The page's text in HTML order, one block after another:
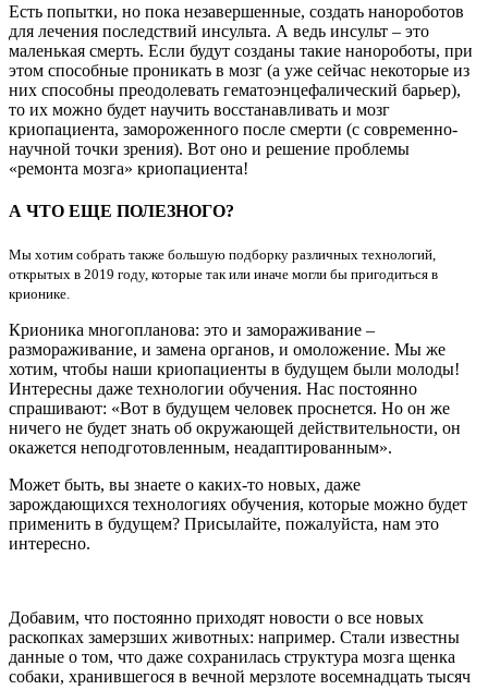
Есть попытки, но пока незавершенные, создать нанороботов
для лечения последствий инсульта. А ведь инсульт – это
маленькая смерть. Если будут созданы такие нанороботы, при
этом способные проникать в мозг (а уже сейчас некоторые из
них способны преодолевать гематоэнцефалический барьер),
то их можно будет научить восстанавливать и мозг
криопациента, замороженного после смерти (с современно-
научной точки зрения). Вот оно и решение проблемы
«ремонта мозга» криопациента!
А ЧТО ЕЩЕ ПОЛЕЗНОГО?
Мы хотим собрать также большую подборку различных технологий,
открытых в 2019 году, которые так или иначе могли бы пригодиться в
крионике.
Крионика многопланова: это и замораживание –
размораживание, и замена органов, и омоложение. Мы же
хотим, чтобы наши криопациенты в будущем были молоды!
Интересны даже технологии обучения. Нас постоянно
спрашивают: «Вот в будущем человек проснется. Но он же
ничего не будет знать об окружающей действительности, он
окажется неподготовленным, неадаптированным».
Может быть, вы знаете о каких-то новых, даже
зарождающихся технологиях обучения, которые можно будет
применить в будущем? Присылайте, пожалуйста, нам это
интересно.
Добавим, что постоянно приходят новости о все новых
раскопках замерзших животных: например. Стали известны
данные о том, что даже сохранилась структура мозга щенка
собаки, хранившегося в вечной мерзлоте восемнадцать тысяч